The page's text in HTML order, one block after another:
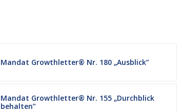
Mandat Growthletter® Nr. 180 „Ausblick”
Mandat Growthletter® Nr. 155 „Durchblick
behalten”